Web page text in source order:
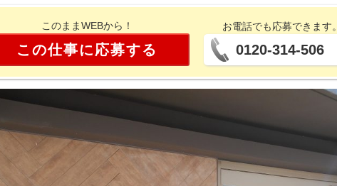
このままWEBから！
この仕事に応募する
お電話でも応募できます
0120-314-506